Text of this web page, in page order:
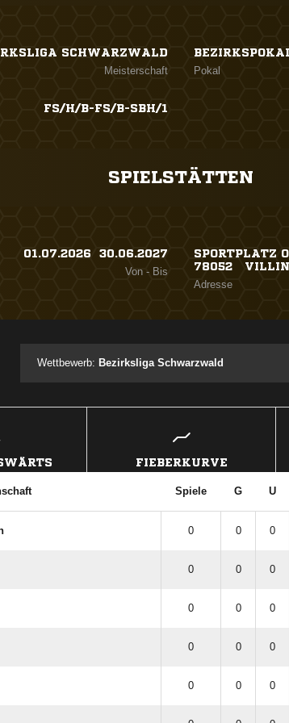
SCHWARZWALD
Meisterschaft Pokal
FS/H/B-FS/B-SBH/1
SPIELSTÄTTEN
01.07.2026 ​ 30.06.2027
Von - Bis
SPORTPLATZ
78052
Adresse
Wettbewerb: Bezirksliga Schwarzwald
FIEBERKURVE
Spiele G U
0 0 0
0 0 0
0 0 0
0 0 0
0 0 0